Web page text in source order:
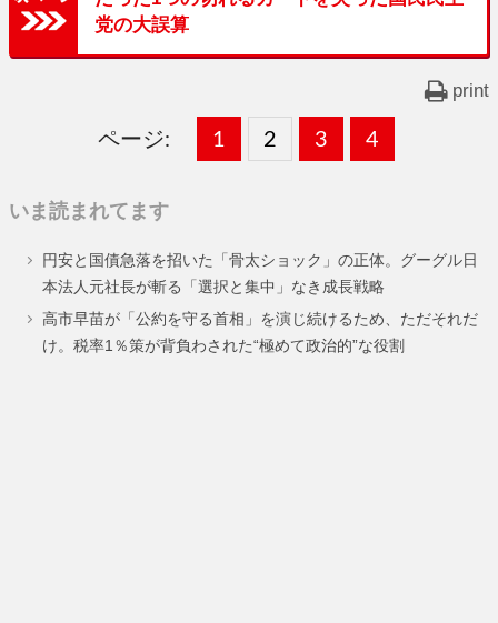
党の大誤算
print
ページ:
固
ー
ジ
1 ,
固
ー
ジ
2 ,
固
ー
ジ
3 ,
固
ー
ジ
4
いま読まれてます
円安と国債急落を招いた「骨太ショック」の正体。グーグル日
本法人元社長が斬る「選択と集中」なき成長戦略
高市早苗が「公約を守る首相」を演じ続けるため、ただそれだ
け。税率1％策が背負わされた“極めて政治的”な役割